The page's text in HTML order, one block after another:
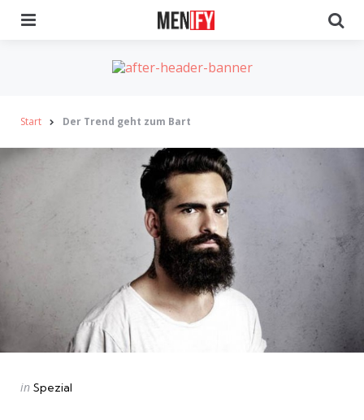
Start Der Trend geht zum Bart
Categories
Posted
in Spezial